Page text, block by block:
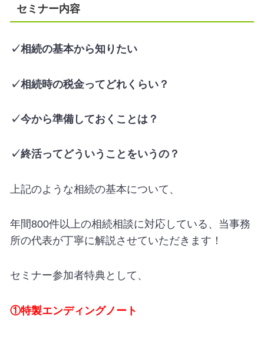
セミナー内容
✓相続の基本から知りたい
✓相続時の税金ってどれくらい？
✓今から準備しておくことは？
✓終活ってどういうことをいうの？
上記のような相続の基本について、
年間800件以上の相続相談に対応している、当事務
所の代表が丁寧に解説させていただきます！
セミナー参加者特典として、
①特製エンディングノート